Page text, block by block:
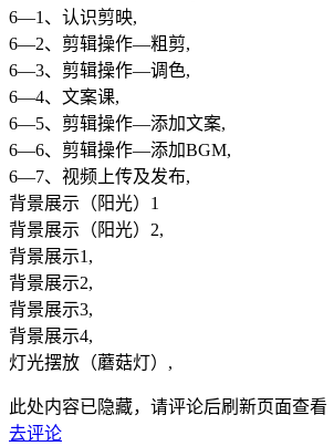
6—1、认识剪映,
6—2、剪辑操作—粗剪,
6—3、剪辑操作—调色,
6—4、文案课,
6—5、剪辑操作—添加文案,
6—6、剪辑操作—添加BGM,
6—7、视频上传及发布,
背景展示（阳光）1
背景展示（阳光）2,
背景展示1,
背景展示2,
背景展示3,
背景展示4,
灯光摆放（蘑菇灯）,
此处内容已隐藏，请评论后刷新页面查看
去评论